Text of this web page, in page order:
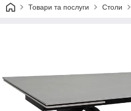
Товари та послуги Столи